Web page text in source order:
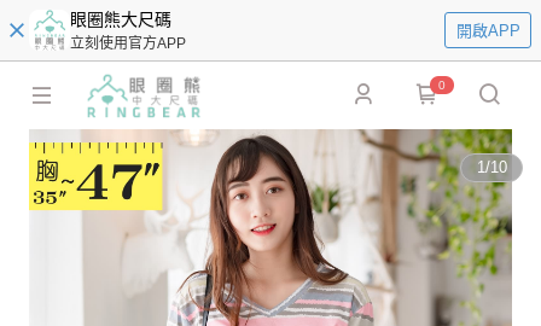
眼圈熊大尺碼
立刻使用官方APP
開啟APP
0
1/10